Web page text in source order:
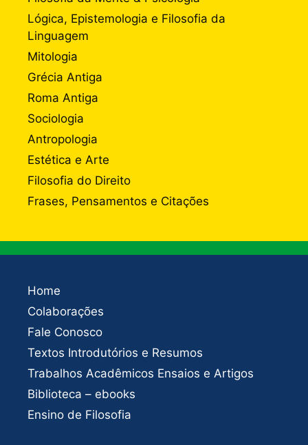
Lógica, Epistemologia e Filosofia da
Linguagem
Mitologia
Grécia Antiga
Roma Antiga
Sociologia
Antropologia
Estética e Arte
Filosofia do Direito
Frases, Pensamentos e Citações
Home
Colaborações
Fale Conosco
Textos Introdutórios e Resumos
Trabalhos Acadêmicos Ensaios e Artigos
Biblioteca – ebooks
Ensino de Filosofia